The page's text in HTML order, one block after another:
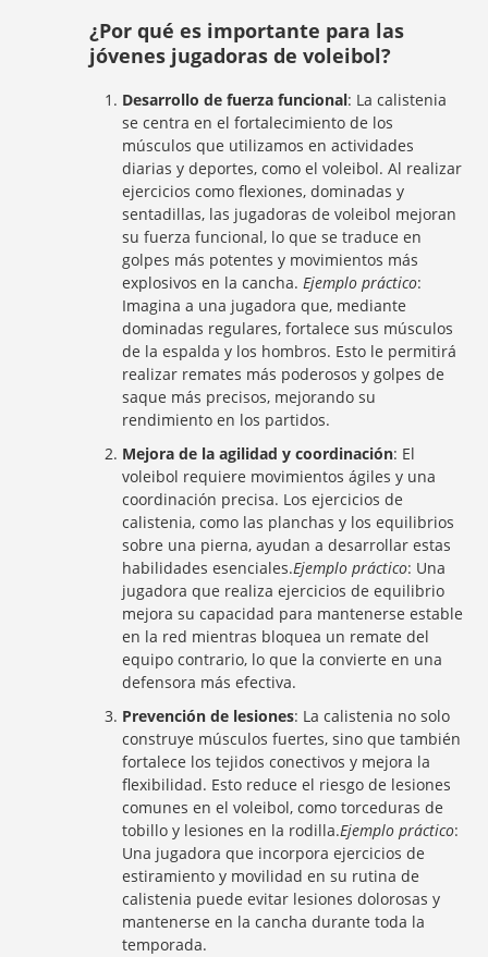
¿Por qué es importante para las
jóvenes jugadoras de voleibol?
Desarrollo de fuerza funcional: La calistenia
se centra en el fortalecimiento de los
músculos que utilizamos en actividades
diarias y deportes, como el voleibol. Al realizar
ejercicios como flexiones, dominadas y
sentadillas, las jugadoras de voleibol mejoran
su fuerza funcional, lo que se traduce en
golpes más potentes y movimientos más
explosivos en la cancha.Ejemplo práctico:
Imagina a una jugadora que, mediante
dominadas regulares, fortalece sus músculos
de la espalda y los hombros. Esto le permitirá
realizar remates más poderosos y golpes de
saque más precisos, mejorando su
rendimiento en los partidos.
Mejora de la agilidad y coordinación: El
voleibol requiere movimientos ágiles y una
coordinación precisa. Los ejercicios de
calistenia, como las planchas y los equilibrios
sobre una pierna, ayudan a desarrollar estas
habilidades esenciales.Ejemplo práctico: Una
jugadora que realiza ejercicios de equilibrio
mejora su capacidad para mantenerse estable
en la red mientras bloquea un remate del
equipo contrario, lo que la convierte en una
defensora más efectiva.
Prevención de lesiones: La calistenia no solo
construye músculos fuertes, sino que también
fortalece los tejidos conectivos y mejora la
flexibilidad. Esto reduce el riesgo de lesiones
comunes en el voleibol, como torceduras de
tobillo y lesiones en la rodilla.Ejemplo práctico:
Una jugadora que incorpora ejercicios de
estiramiento y movilidad en su rutina de
calistenia puede evitar lesiones dolorosas y
mantenerse en la cancha durante toda la
temporada.